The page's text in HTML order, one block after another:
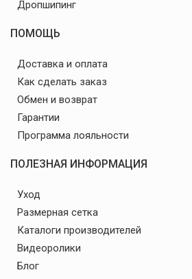
Дропшипинг
ПОМОЩЬ
Доставка и оплата
Как сделать заказ
Обмен и возврат
Гарантии
Программа лояльности
ПОЛЕЗНАЯ ИНФОРМАЦИЯ
Уход
Размерная сетка
Каталоги производителей
Видеоролики
Блог